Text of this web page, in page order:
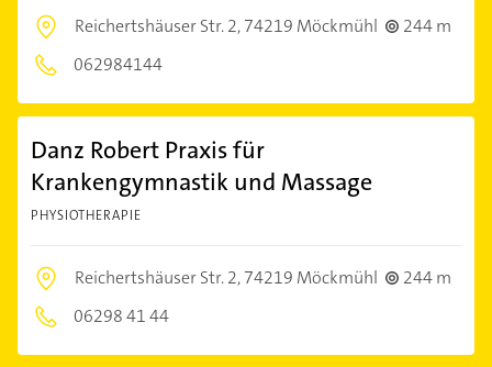
Reichertshäuser Str. 2,74219 Möckmühl
244 m
062984144
Danz Robert Praxis für
Krankengymnastik und Massage
PHYSIOTHERAPIE
Reichertshäuser Str. 2,74219 Möckmühl
244 m
06298 41 44